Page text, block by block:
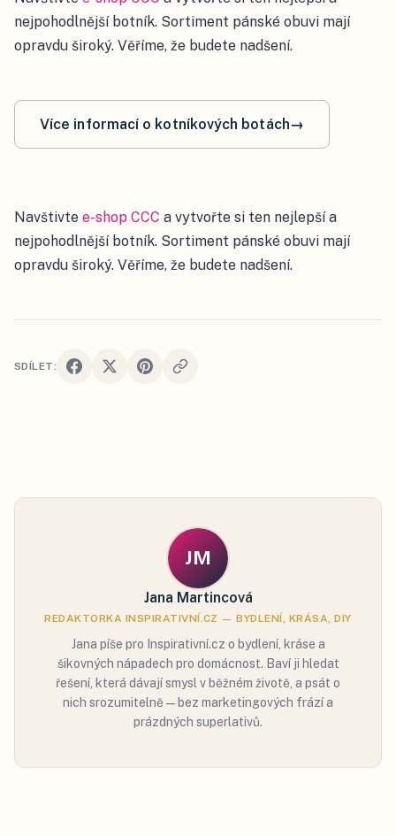
nejpohodlnější botník. Sortiment pánské obuvi mají
opravdu široký. Věříme, že budete nadšení.
Více informací o kotníkových botách→
Navštivte e-shop CCC a vytvořte si ten nejlepší a
nejpohodlnější botník. Sortiment pánské obuvi mají
opravdu široký. Věříme, že budete nadšení.
SDÍLET:
JM
Jana Martincová
REDAKTORKA INSPIRATIVNÍ.CZ — BYDLENÍ, KRÁSA, DIY
Jana píše pro Inspirativní.cz o bydlení, kráse a
šikovných nápadech pro domácnost. Baví ji hledat
řešení, která dávají smysl v běžném životě, a psát o
nich srozumitelně — bez marketingových frází a
prázdných superlativů.